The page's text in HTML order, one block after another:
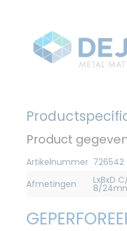
Product
Artikelnummer 726542
Afmetingen
LxBxD
8/